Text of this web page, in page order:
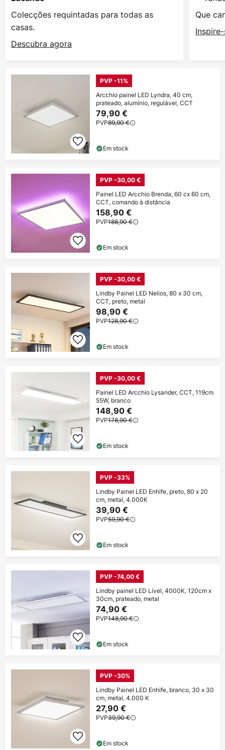
Colecções requintadas para todas as
casas.
Descubra agora
Que
PVP -11%
Arcchio painel LED Lyndra, 40 cm,
prateado, alumínio, regulável, CCT
79,90 €
PVP89,90 €
Em stock
PVP -30,00 €
Painel LED Arcchio Brenda, 60 cx 60 cm,
CCT, comando à distância
158,90 €
PVP188,90 €
Em stock
PVP -30,00 €
Lindby Painel LED Nelios, 80 x 30 cm,
CCT, preto, metal
98,90 €
PVP128,90 €
Em stock
PVP -30,00 €
Painel LED Arcchio Lysander, CCT, 119cm
55W, branco
148,90 €
PVP178,90 €
Em stock
PVP -33%
Lindby Painel LED Enhife, preto, 80 x 20
cm, metal, 4.000K
39,90 €
PVP59,90 €
Em stock
PVP -74,00 €
Lindby painel LED Livel, 4000K, 120cm x
30cm, prateado, metal
74,90 €
PVP148,90 €
Em stock
PVP -30%
Lindby Painel LED Enhife, branco, 30 x 30
cm, metal, 4.000 K
27,90 €
PVP39,90 €
Em stock